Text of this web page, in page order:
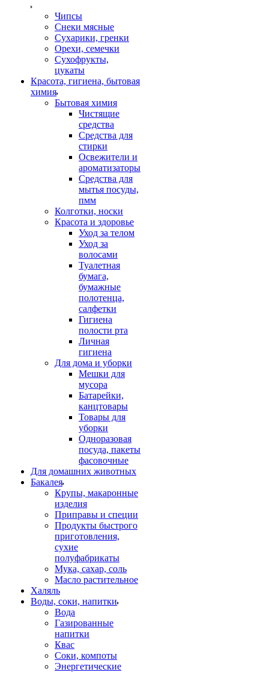
Чипсы
Снеки мясные
Сухарики, гренки
Орехи, семечки
Сухофрукты,
цукаты
Красота, гигиена, бытовая
химия
Бытовая химия
Чистящие
средства
Средства для
стирки
Освежители и
ароматизаторы
Средства для
мытья посуды,
пмм
Колготки, носки
Красота и здоровье
Уход за телом
Уход за
волосами
Туалетная
бумага,
бумажные
полотенца,
салфетки
Гигиена
полости рта
Личная
гигиена
Для дома и уборки
Мешки для
мусора
Батарейки,
канцтовары
Товары для
уборки
Одноразовая
посуда, пакеты
фасовочные
Для домашних животных
Бакалея
Крупы, макаронные
изделия
Приправы и специи
Продукты быстрого
приготовления,
сухие
полуфабрикаты
Мука, сахар, соль
Масло растительное
Халяль
Воды, соки, напитки
Вода
Газированные
напитки
Квас
Соки, компоты
Энергетические